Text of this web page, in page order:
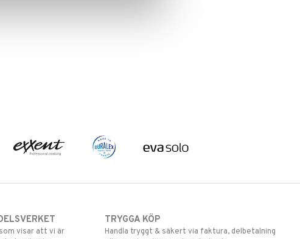
visar att vi är
TRYGGA KÖP
Handla tryggt & säkert via faktura, delbetalning